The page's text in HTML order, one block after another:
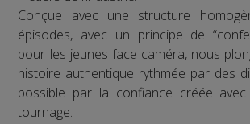
Conçue avec une structure
épisodes, avec un principe de
pour les jeunes face caméra, nous
histoire authentique rythmée par des
possible par la confiance créée
tournage.